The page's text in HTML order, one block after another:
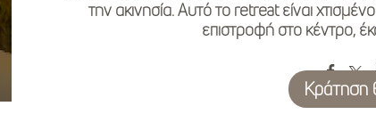
την ακινησία. Αυτό το retreat είναι
επιστροφή στο κέντρο,
Κράτηση